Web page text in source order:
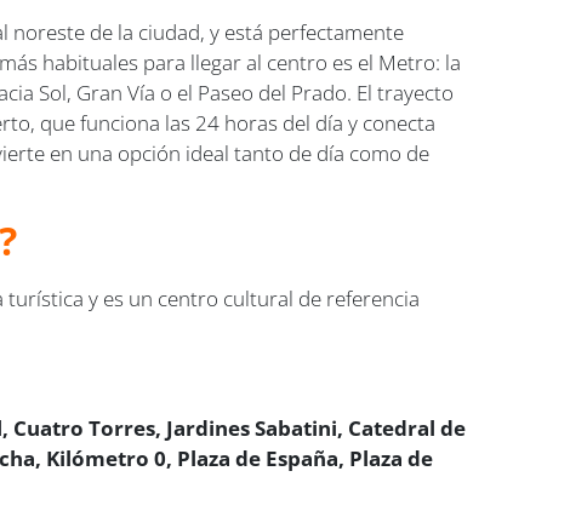
de la ciudad, y está perfectamente
habituales para llegar al centro es el Metro: la
Sol, Gran Vía o el Paseo del Prado. El trayecto
que funciona las 24 horas del día y conecta
en una opción ideal tanto de día como de
turística y es un centro cultural de referencia
Cuatro Torres, Jardines Sabatini, Catedral de
Kilómetro 0, Plaza de España, Plaza de